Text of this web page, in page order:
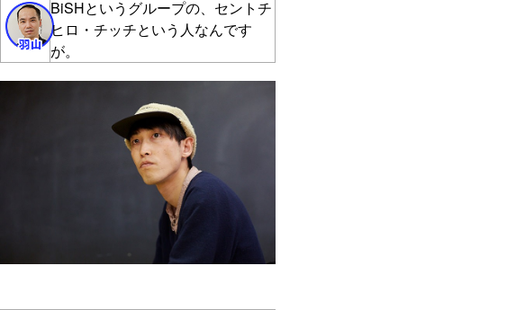
BiSHというグループの、セントチ
ヒロ・チッチという人なんです
が。